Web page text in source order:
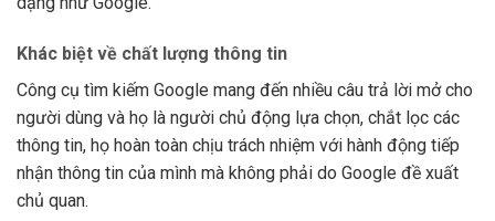
Khác biệt về chất lượng thông tin
Công cụ tìm kiếm Google mang đến nhiều câu trả lời mở cho
người dùng và họ là người chủ động lựa chọn, chắt lọc các
thông tin, họ hoàn toàn chịu trách nhiệm với hành động tiếp
nhận thông tin của mình mà không phải do Google đề xuất
chủ quan.